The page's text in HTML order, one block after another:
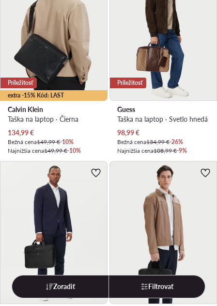
extra -15% Kód: LAST
Príležitosť
Calvin Klein
Taška na laptop · Čierna
Aktuálna cena
134,99€
Bežná cena149,99 €-10%
Najnižšia cena149,99 €-10%
Príležitosť
Guess
Taška na laptop · Svetlo hnedá
Aktuálna cena
98,99€
Bežná cena134,99 €-26%
Najnižšia cena108,99 €-9%
Zoradiť Filtrovať